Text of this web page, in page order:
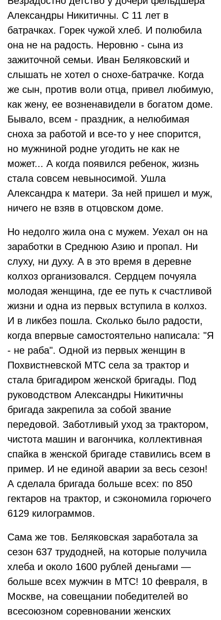
Александры Никитичны. С 11 лет в
батрачках. Горек чужой хлеб. И полюбила
она не на радость. Неровню - сына из
зажиточной семьи. Иван Беляковский и
слышать не хотел о снохе-батрачке. Когда
же сын, против воли отца, привел любимую,
как жену, ее возненавидели в богатом доме.
Бывало, всем - праздник, а нелюбимая
сноха за работой и все-то у нее спорится,
но мужниной родне угодить не как не
может... А когда появился ребенок, жизнь
стала совсем невыносимой. Ушла
Александра к матери. За ней пришел и муж,
ничего не взяв в отцовском доме.
Но недолго жила она с мужем. Уехал он на
заработки в Среднюю Азию и пропал. Ни
слуху, ни духу. А в это время в деревне
колхоз организовался. Сердцем почуяла
молодая женщина, где ее путь к счастливой
жизни и одна из первых вступила в колхоз.
И в ликбез пошла. Сколько было радости,
когда впервые самостоятельно написала: "Я
- не раба". Одной из первых женщин в
Похвистневской МТС села за трактор и
стала бригадиром женской бригады. Под
руководством Александры Никитичны
бригада закрепила за собой звание
передовой. Заботливый уход за трактором,
чистота машин и вагончика, коллективная
спайка в женской бригаде ставились всем в
пример. И не единой аварии за весь сезон!
А сделала бригада больше всех: по 850
гектаров на трактор, и сэкономила горючего
6129 килограммов.
Сама же тов. Беляковская заработала за
сезон 637 трудодней, на которые получила
хлеба и около 1600 рублей деньгами —
больше всех мужчин в МТС! 10 февраля, в
Москве, на совещании победителей во
всесоюзном соревновании женских